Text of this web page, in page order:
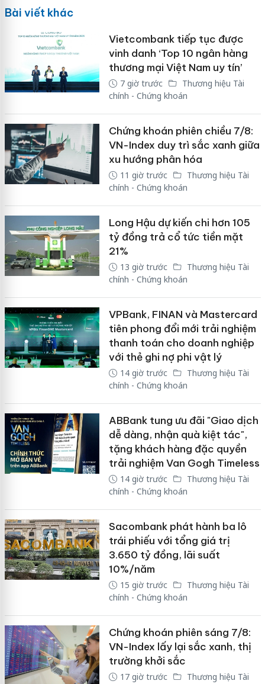
Bài viết khác
Vietcombank tiếp tục được
vinh danh ‘Top 10 ngân hàng
thương mại Việt Nam uy tín’
7 giờ trước
Thương hiệu Tài
chính - Chứng khoán
Chứng khoán phiên chiều 7/8:
VN-Index duy trì sắc xanh giữa
xu hướng phân hóa
11 giờ trước
Thương hiệu Tài
chính - Chứng khoán
Long Hậu dự kiến chi hơn 105
tỷ đồng trả cổ tức tiền mặt
21%
13 giờ trước
Thương hiệu Tài
chính - Chứng khoán
VPBank, FINAN và Mastercard
tiên phong đổi mới trải nghiệm
thanh toán cho doanh nghiệp
với thẻ ghi nợ phi vật lý
14 giờ trước
Thương hiệu Tài
chính - Chứng khoán
ABBank tung ưu đãi "Giao dịch
dễ dàng, nhận quà kiệt tác",
tặng khách hàng đặc quyền
trải nghiệm Van Gogh Timeless
14 giờ trước
Thương hiệu Tài
chính - Chứng khoán
Sacombank phát hành ba lô
trái phiếu với tổng giá trị
3.650 tỷ đồng, lãi suất
10%/năm
15 giờ trước
Thương hiệu Tài
chính - Chứng khoán
Chứng khoán phiên sáng 7/8:
VN-Index lấy lại sắc xanh, thị
trường khởi sắc
17 giờ trước
Thương hiệu Tài